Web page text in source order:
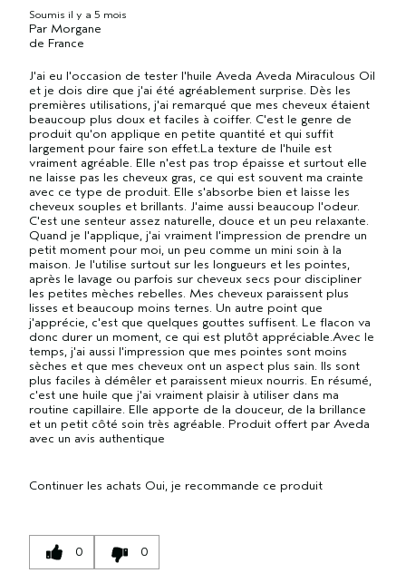
Soumis il y a 5 mois
Par Morgane
de France
J'ai eu l'occasion de tester l'huile Aveda Aveda Miraculous Oil
et je dois dire que j'ai été agréablement surprise. Dès les
premières utilisations, j'ai remarqué que mes cheveux étaient
beaucoup plus doux et faciles à coiffer. C'est le genre de
produit qu'on applique en petite quantité et qui suffit
largement pour faire son effet.La texture de l'huile est
vraiment agréable. Elle n'est pas trop épaisse et surtout elle
ne laisse pas les cheveux gras, ce qui est souvent ma crainte
avec ce type de produit. Elle s'absorbe bien et laisse les
cheveux souples et brillants. J'aime aussi beaucoup l'odeur.
C'est une senteur assez naturelle, douce et un peu relaxante.
Quand je l'applique, j'ai vraiment l'impression de prendre un
petit moment pour moi, un peu comme un mini soin à la
maison. Je l'utilise surtout sur les longueurs et les pointes,
après le lavage ou parfois sur cheveux secs pour discipliner
les petites mèches rebelles. Mes cheveux paraissent plus
lisses et beaucoup moins ternes. Un autre point que
j'apprécie, c'est que quelques gouttes suffisent. Le flacon va
donc durer un moment, ce qui est plutôt appréciable.Avec le
temps, j'ai aussi l'impression que mes pointes sont moins
sèches et que mes cheveux ont un aspect plus sain. Ils sont
plus faciles à démêler et paraissent mieux nourris. En résumé,
c'est une huile que j'ai vraiment plaisir à utiliser dans ma
routine capillaire. Elle apporte de la douceur, de la brillance
et un petit côté soin très agréable. Produit offert par Aveda
avec un avis authentique
Continuer les achats Oui, je recommande ce produit
0 0